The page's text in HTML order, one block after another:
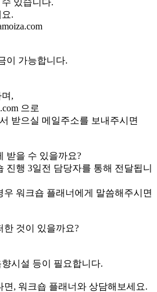
있습니다.
.
이 가능합니다.
,
으로
받으실 메일주소를 보내주시면
받을 수 있을까요?
진행 3일전 담당자를 통해 전달됩니
워크숍 플래너에게 말씀해주시면
한 것이 있을까요?
시설 등이 필요합니다.
, 워크숍 플래너와 상담해보세요.